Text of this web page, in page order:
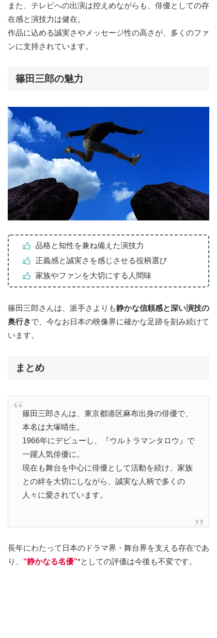
また、テレビへの出演は控えめながらも、俳優としての存
在感と演技力は健在。
作品に込める誠実さやメッセージ性の高さが、多くのファ
ンに支持されています。
篠田三郎の魅力
品格と知性を兼ね備えた演技力
正義感と誠実さを感じさせる役柄選び
家族やファンを大切にする人間味
篠田三郎さんは、派手さよりも静かな信頼感と深い演技の
奥行きで、今なお日本の映像界に確かな足跡を刻み続けて
います。
まとめ
篠田三郎さんは、東京都港区麻布出身の俳優で、
本名は大塚晴生。
1966年にデビューし、『ウルトラマンタロウ』で
一躍人気俳優に。
現在も舞台を中心に俳優として活動を続け、家族
との絆を大切にしながら、誠実な人柄で多くの
人々に愛されています。
長年にわたって日本のドラマ界・舞台界を支える存在であ
り、 “静かなる名優”*としての評価は今後も不変です。